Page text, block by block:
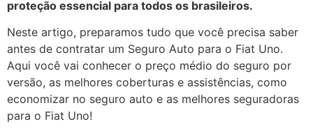
proteção essencial para todos os brasileiros.
Neste artigo, preparamos tudo que você precisa saber
antes de contratar um Seguro Auto para o Fiat Uno.
Aqui você vai conhecer o preço médio do seguro por
versão, as melhores coberturas e assistências, como
economizar no seguro auto e as melhores seguradoras
para o Fiat Uno!